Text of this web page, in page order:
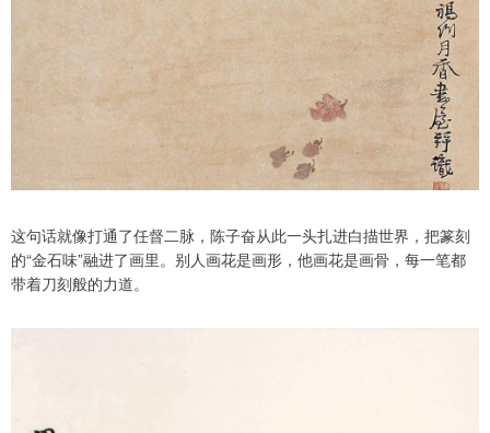
这句话就像打通了任督二脉，陈子奋从此一头扎进白描世界，把篆刻
的“金石味”融进了画里。别人画花是画形，他画花是画骨，每一笔都
带着刀刻般的力道。